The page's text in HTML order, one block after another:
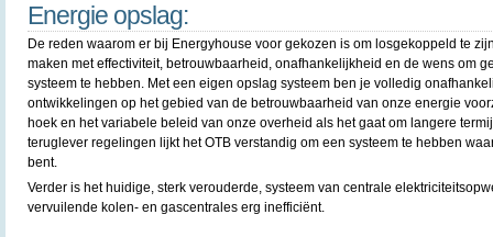
Energie opslag:
De reden waarom er bij Energyhouse voor gekozen is om losgekoppeld te
maken met effectiviteit, betrouwbaarheid, onafhankelijkheid en de wens om
systeem te hebben. Met een eigen opslag systeem ben je volledig
ontwikkelingen op het gebied van de betrouwbaarheid van onze energie
hoek en het variabele beleid van onze overheid als het gaat om langere
teruglever regelingen lijkt het OTB verstandig om een systeem te hebben
bent.
Verder is het huidige, sterk verouderde, systeem van centrale
vervuilende kolen- en gascentrales erg inefficiënt.